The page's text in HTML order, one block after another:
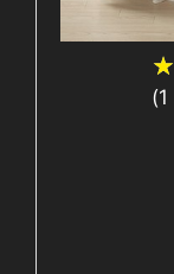
★
★
(1